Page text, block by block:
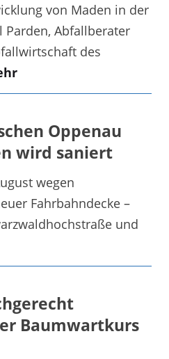
von Maden in der
Parden, Abfallberater
des
Oppenau
wird saniert
wegen
Fahrbahndecke –
und
Baumwartkurs